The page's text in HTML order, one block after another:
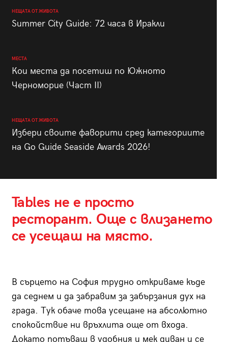
НЕЩАТА ОТ ЖИВОТА
Summer City Guide: 72 часа в Иракли
МЕСТА
Кои места да посетиш по Южното
Черноморие (Част II)
НЕЩАТА ОТ ЖИВОТА
Избери своите фаворити сред категориите
на Go Guide Seaside Awards 2026!
Tables не е просто
ресторант. Още с влизането
се усещаш на място.
В сърцето на София трудно откриваме къде
да седнем и да забравим за забързания дух на
града. Тук обаче това усещане на абсолютно
спокойствие ни връхлита още от входа.
Докато потъваш в удобния и мек диван и се